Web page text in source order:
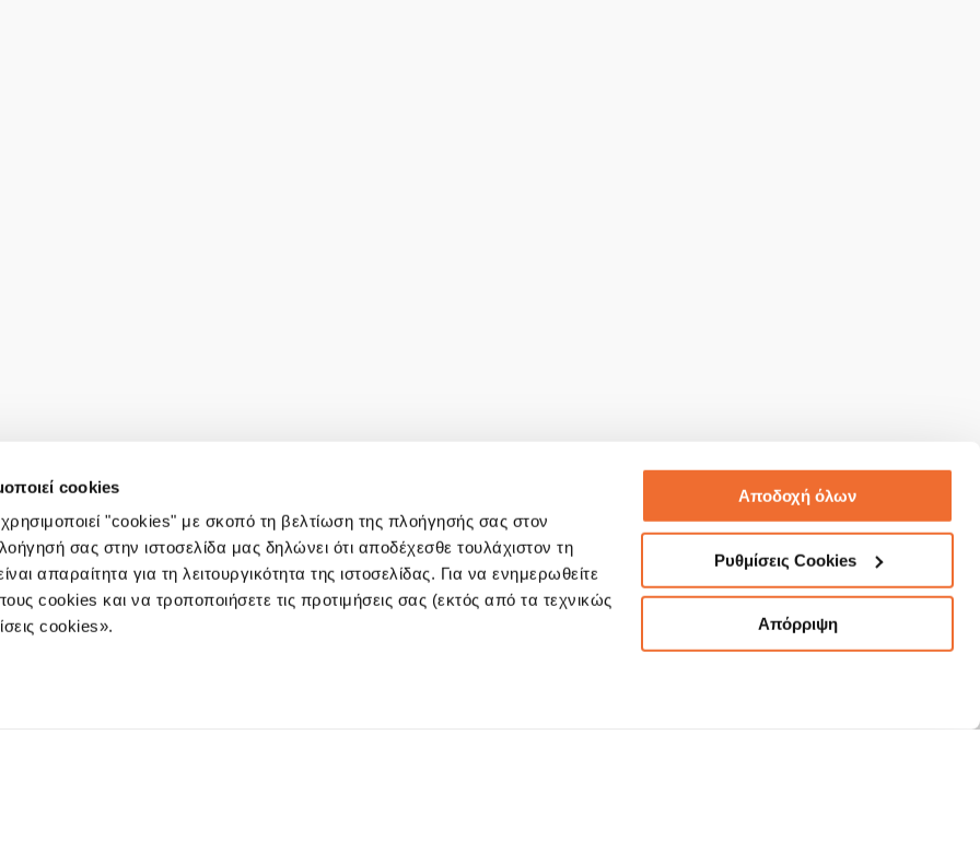
cookies
"cookies" με σκοπό τη βελτίωση της πλοήγησής σας στον
σας στην ιστοσελίδα μας δηλώνει ότι αποδέχεσθε τουλάχιστον τη
απαραίτητα για τη λειτουργικότητα της ιστοσελίδας. Για να ενημερωθείτε
cookies και να τροποποιήσετε τις προτιμήσεις σας (εκτός από τα τεχνικώς
cookies».
Αποδοχή όλων
Ρυθμίσεις Cookies
Απόρριψη
27-29, 10564, Athens